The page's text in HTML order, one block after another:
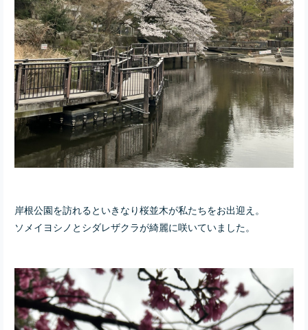
岸根公園を訪れるといきなり桜並木が私たちをお出迎え。
ソメイヨシノとシダレザクラが綺麗に咲いていました。